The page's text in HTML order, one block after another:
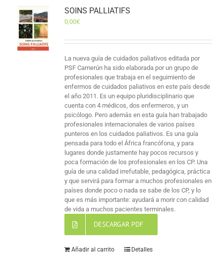
SOINS PALLIATIFS
0,00€
La nueva guía de cuidados paliativos editada por
PSF Camerún ha sido elaborada por un grupo de
profesionales que trabaja en el seguimiento de
enfermos de cuidados paliativos en este país desde
el año 2011. Es un equipo pluridisciplinario que
cuenta con 4 médicos, dos enfermeros, y un
psicólogo. Pero además en esta guía han trabajado
profesionales internacionales de varios países
punteros en los cuidados paliativos. Es una guía
pensada para todo el África francófona, y para
lugares donde justamente hay pocos recursos y
poca formación de los profesionales en los CP. Una
guía de una calidad irrefutable, pedagógica, práctica
y que servirá para formar a muchos profesionales en
países donde poco o nada se sabe de los CP, y lo
que es más importante: ayudará a morir con calidad
de vida a muchos pacientes terminales.
DESCARGAR PDF
Añadir al carrito Detalles